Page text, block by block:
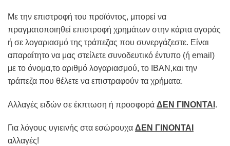
Με την επιστροφή του προϊόντος, μπορεί να
πραγματοποιηθεί επιστροφή χρημάτων στην κάρτα αγοράς
ή σε λογαριασμό της τράπεζας που συνεργάζεστε. Είναι
απαραίτητο να μας στείλετε συνοδευτικό έντυπο (ή email)
με το όνομα,το αριθμό λογαριασμού, το IBAN,και την
τράπεζα που θέλετε να επιστραφούν τα χρήματα.
Αλλαγές ειδών σε έκπτωση ή προσφορά ΔΕΝ ΓΙΝΟΝΤΑΙ .
Για λόγους υγιεινής στα εσώρουχα ΔΕΝ ΓΙΝΟΝΤΑΙ
αλλαγές!